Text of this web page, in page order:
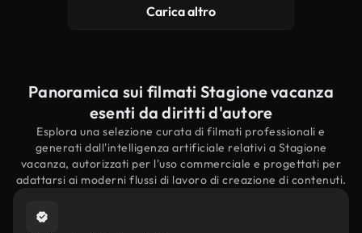
Carica altro
Panoramica sui filmati Stagione vacanza
esenti da diritti d'autore
Esplora una selezione curata di filmati professionali e
generati dall'intelligenza artificiale relativi a Stagione
vacanza, autorizzati per l'uso commerciale e progettati per
adattarsi ai moderni flussi di lavoro di creazione di contenuti.